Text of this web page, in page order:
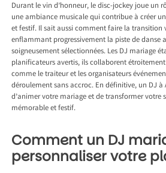
Durant le vin d’honneur, le disc-jockey joue un
une ambiance musicale qui contribue à créer
et festif. Il sait aussi comment faire la transition
enflammant progressivement la piste de danse
soigneusement sélectionnées. Les DJ mariage
planificateurs avertis, ils collaborent
comme le traiteur et les organisateurs
déroulement sans accroc. En définitive, un DJ à
d’animer votre mariage et de transformer votre
mémorable et festif.
Comment un DJ
personnaliser votre